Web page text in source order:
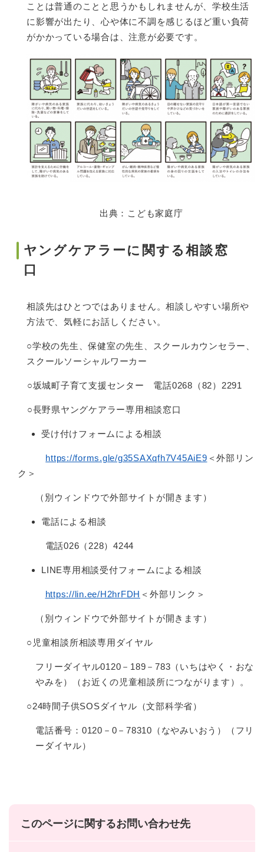
ことは普通のことと思うかもしれませんが、学校生活
に影響が出たり、心や体に不調を感じるほど重い負荷
がかかっている場合は、注意が必要です。
出典：こども家庭庁
ヤングケアラーに関する相談窓
口
相談先はひとつではありません。相談しやすい場所や
方法で、気軽にお話しください。
○学校の先生、保健室の先生、スクールカウンセラー、
スクールソーシャルワーカー
○坂城町子育て支援センター 電話0268（82）2291
○長野県ヤングケアラー専用相談窓口
受け付けフォームによる相談
https://forms.gle/g35SAXqfh7V45AiE9 ＜外部リン
ク＞
（別ウィンドウで外部サイトが開きます）
電話による相談
電話026（228）4244
LINE専用相談受付フォームによる相談
https://lin.ee/H2hrFDH ＜外部リンク＞
（別ウィンドウで外部サイトが開きます）
○児童相談所相談専用ダイヤル
フリーダイヤル0120－189－783（いちはやく・おな
やみを）（お近くの児童相談所につながります）。
○24時間子供SOSダイヤル（文部科学省）
電話番号：0120－0－78310（なやみいおう）（フリ
ーダイヤル）
このページに関するお問い合わせ先